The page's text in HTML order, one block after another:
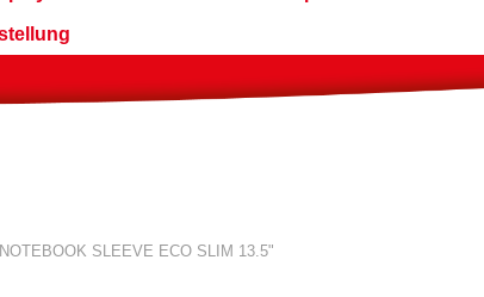
SLEEVE ECO SLIM 13.5"